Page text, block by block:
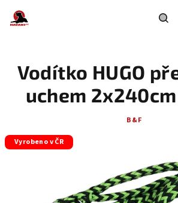
obsah
Vodítko HUGO
uchem
B&F
Vyrobeno v ČR